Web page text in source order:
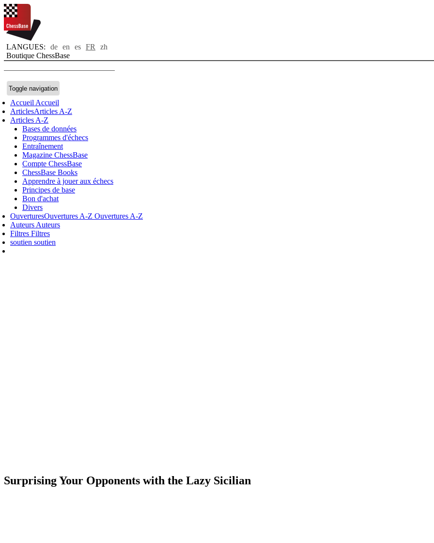
LANGUES: de en es FR
zh
Boutique ChessBase
Toggle navigation
Accueil Accueil
ArticlesArticles A-Z
Articles A-Z
Bases de données
Programmes d'échecs
Entraînement
Magazine ChessBase
Compte ChessBase
ChessBase Books
Apprendre à jouer aux échecs
Principes de base
Bon d'achat
Divers
OuverturesOuvertures A-Z Ouvertures A-Z
Auteurs Auteurs
Filtres Filtres
soutien soutien
Surprising Your Opponents with the Lazy Sicilian